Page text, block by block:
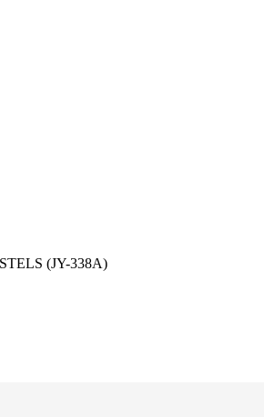
(JY-338А)